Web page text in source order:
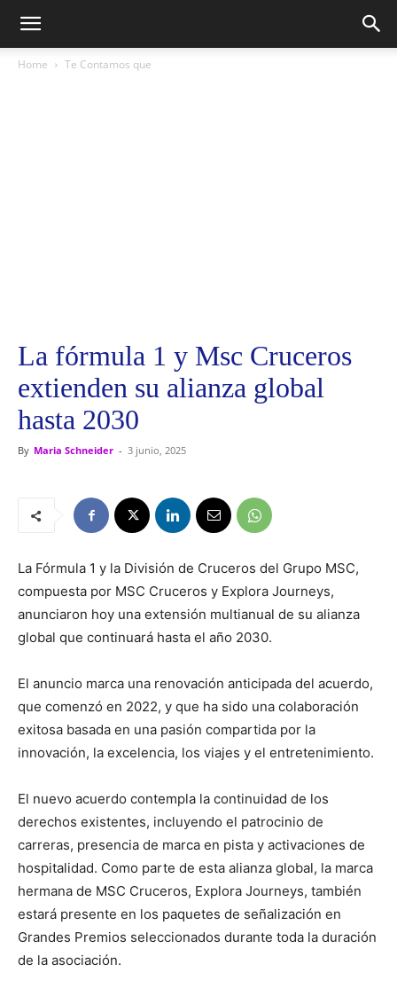
Home Te Contamos que
La fórmula 1 y Msc Cruceros
extienden su alianza global
hasta 2030
By Maria Schneider - 3 junio, 2025
La Fórmula 1 y la División de Cruceros del Grupo MSC,
compuesta por MSC Cruceros y Explora Journeys,
anunciaron hoy una extensión multianual de su alianza
global que continuará hasta el año 2030.
El anuncio marca una renovación anticipada del acuerdo,
que comenzó en 2022, y que ha sido una colaboración
exitosa basada en una pasión compartida por la
innovación, la excelencia, los viajes y el entretenimiento.
El nuevo acuerdo contempla la continuidad de los
derechos existentes, incluyendo el patrocinio de
carreras, presencia de marca en pista y activaciones de
hospitalidad. Como parte de esta alianza global, la marca
hermana de MSC Cruceros, Explora Journeys, también
estará presente en los paquetes de señalización en
Grandes Premios seleccionados durante toda la duración
de la asociación.